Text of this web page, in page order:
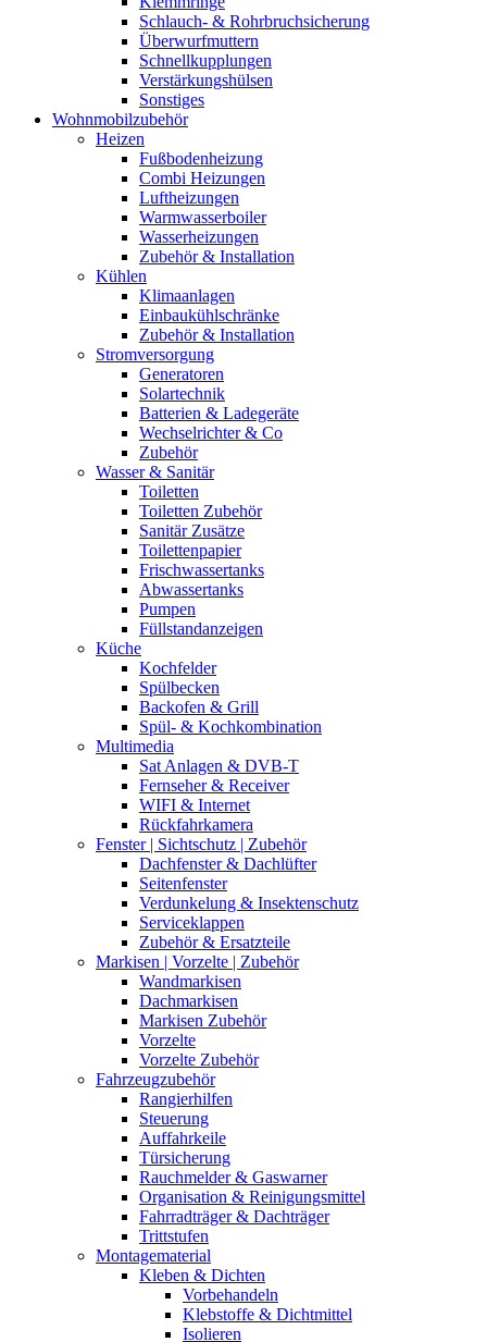
Schlauch- & Rohrbruchsicherung
Überwurfmuttern
Schnellkupplungen
Verstärkungshülsen
Sonstiges
Wohnmobilzubehör
Heizen
Fußbodenheizung
Combi Heizungen
Luftheizungen
Warmwasserboiler
Wasserheizungen
Zubehör & Installation
Kühlen
Klimaanlagen
Einbaukühlschränke
Zubehör & Installation
Stromversorgung
Generatoren
Solartechnik
Batterien & Ladegeräte
Wechselrichter & Co
Zubehör
Wasser & Sanitär
Toiletten
Toiletten Zubehör
Sanitär Zusätze
Toilettenpapier
Frischwassertanks
Abwassertanks
Pumpen
Füllstandanzeigen
Küche
Kochfelder
Spülbecken
Backofen & Grill
Spül- & Kochkombination
Multimedia
Sat Anlagen & DVB-T
Fernseher & Receiver
WIFI & Internet
Rückfahrkamera
Fenster | Sichtschutz | Zubehör
Dachfenster & Dachlüfter
Seitenfenster
Verdunkelung & Insektenschutz
Serviceklappen
Zubehör & Ersatzteile
Markisen | Vorzelte | Zubehör
Wandmarkisen
Dachmarkisen
Markisen Zubehör
Vorzelte
Vorzelte Zubehör
Fahrzeugzubehör
Rangierhilfen
Steuerung
Auffahrkeile
Türsicherung
Rauchmelder & Gaswarner
Organisation & Reinigungsmittel
Fahrradträger & Dachträger
Trittstufen
Montagematerial
Kleben & Dichten
Vorbehandeln
Klebstoffe & Dichtmittel
Isolieren